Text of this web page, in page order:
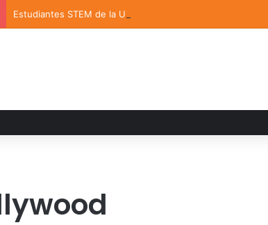
Estudiantes STEM de la UDLAP destacan en el MUTVI 2026